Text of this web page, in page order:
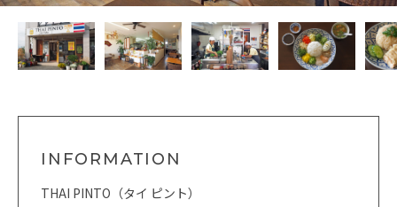
INFORMATION
THAI PINTO（タイ ピント）